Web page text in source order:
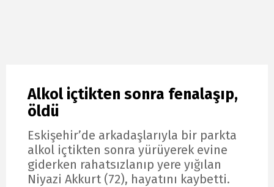
Alkol içtikten sonra fenalaşıp,
öldü
Eskişehir’de arkadaşlarıyla bir parkta
alkol içtikten sonra yürüyerek evine
giderken rahatsızlanıp yere yığılan
Niyazi Akkurt (72), hayatını kaybetti.